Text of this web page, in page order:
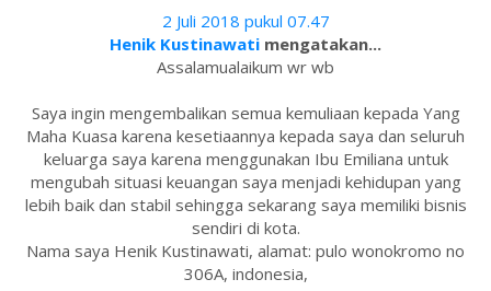
2 Juli 2018 pukul 07.47
Henik Kustinawati mengatakan...
Assalamualaikum wr wb
Saya ingin mengembalikan semua kemuliaan kepada Yang
Maha Kuasa karena kesetiaannya kepada saya dan seluruh
keluarga saya karena menggunakan Ibu Emiliana untuk
mengubah situasi keuangan saya menjadi kehidupan yang
lebih baik dan stabil sehingga sekarang saya memiliki bisnis
sendiri di kota.
Nama saya Henik Kustinawati, alamat: pulo wonokromo no
306A, indonesia,